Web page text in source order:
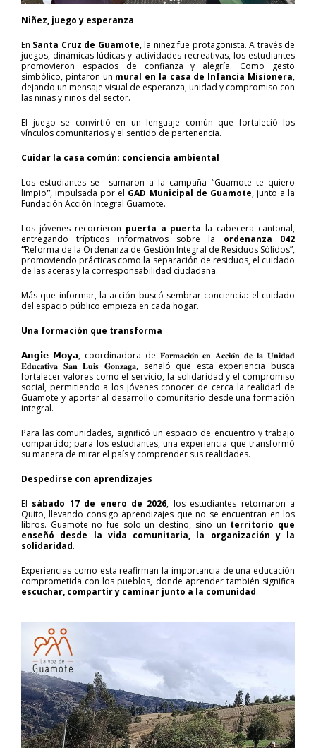
Niñez, juego y esperanza
En Santa Cruz de Guamote, la niñez fue protagonista. A través de
juegos, dinámicas lúdicas y actividades recreativas, los estudiantes
promovieron espacios de confianza y alegría. Como gesto
simbólico, pintaron un mural en la casa de Infancia Misionera,
dejando un mensaje visual de esperanza, unidad y compromiso con
las niñas y niños del sector.
El juego se convirtió en un lenguaje común que fortaleció los
vínculos comunitarios y el sentido de pertenencia.
Cuidar la casa común: conciencia ambiental
Los estudiantes se sumaron a la campaña “Guamote te quiero
limpio”, impulsada por el GAD Municipal de Guamote, junto a la
Fundación Acción Integral Guamote.
Los jóvenes recorrieron puerta a puerta la cabecera cantonal,
entregando trípticos informativos sobre la ordenanza 042
“Reforma de la Ordenanza de Gestión Integral de Residuos Sólidos”,
promoviendo prácticas como la separación de residuos, el cuidado
de las aceras y la corresponsabilidad ciudadana.
Más que informar, la acción buscó sembrar conciencia: el cuidado
del espacio público empieza en cada hogar.
Una formación que transforma
𝗔𝗻𝗴𝗶𝗲 𝗠𝗼𝘆𝗮, coordinadora de 𝐅𝐨𝐫𝐦𝐚𝐜𝐢𝐨́𝐧 𝐞𝐧 𝐀𝐜𝐜𝐢𝐨́𝐧 𝐝𝐞 𝐥𝐚 𝐔𝐧𝐢𝐝𝐚𝐝
𝐄𝐝𝐮𝐜𝐚𝐭𝐢𝐯𝐚 𝐒𝐚𝐧 𝐋𝐮𝐢𝐬 𝐆𝐨𝐧𝐳𝐚𝐠𝐚, señaló que esta experiencia busca
fortalecer valores como el servicio, la solidaridad y el compromiso
social, permitiendo a los jóvenes conocer de cerca la realidad de
Guamote y aportar al desarrollo comunitario desde una formación
integral.
Para las comunidades, significó un espacio de encuentro y trabajo
compartido; para los estudiantes, una experiencia que transformó
su manera de mirar el país y comprender sus realidades.
Despedirse con aprendizajes
El sábado 17 de enero de 2026, los estudiantes retornaron a
Quito, llevando consigo aprendizajes que no se encuentran en los
libros. Guamote no fue solo un destino, sino un territorio que
enseñó desde la vida comunitaria, la organización y la
solidaridad.
Experiencias como esta reafirman la importancia de una educación
comprometida con los pueblos, donde aprender también significa
escuchar, compartir y caminar junto a la comunidad.